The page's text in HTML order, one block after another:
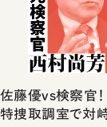
佐藤優vs検察官
特捜取調室で対